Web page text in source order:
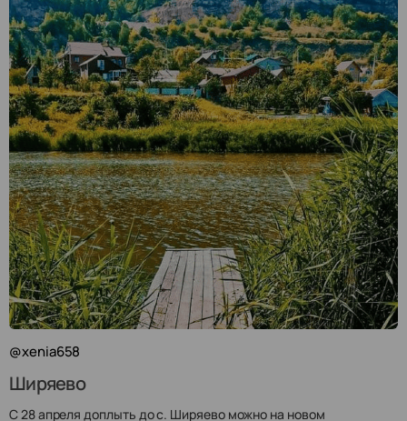
@xenia658
Ширяево
С 28 апреля доплыть до с. Ширяево можно на новом